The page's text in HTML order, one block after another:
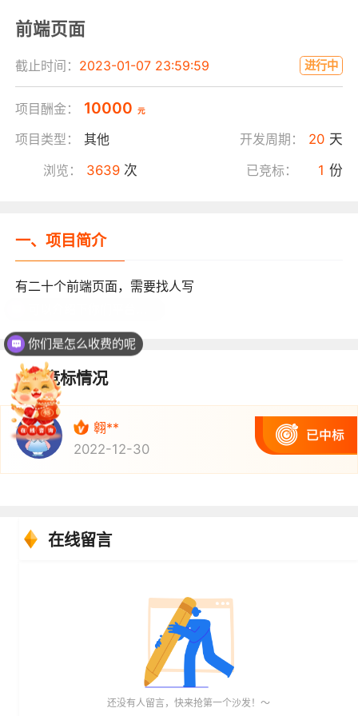
前端页面
截止时间： 2023-01-07 23:59:59 进行中
项目酬金： 10000 元
项目类型： 其他 开发周期： 20 天
浏览：
3639 次 已竞标： 1 份
一、项目简介
有二十个前端页面，需要找人写
竞标情况
翱**
2022-12-30
在线留言
还没有人留言，快来抢第一个沙发！～
你们是怎么收费的呢